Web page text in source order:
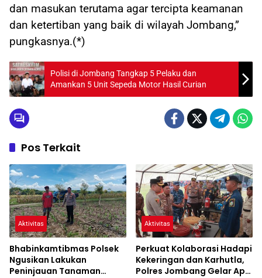
dan masukan terutama agar tercipta keamanan
dan ketertiban yang baik di wilayah Jombang,”
pungkasnya.(*)
Polisi di Jombang Tangkap 5 Pelaku dan
Amankan 5 Unit Sepeda Motor Hasil Curian
Pos Terkait
Aktivitas
Bhabinkamtibmas Polsek
Ngusikan Lakukan
Peninjauan Tanaman
Aktivitas
Perkuat Kolaborasi Hadapi
Kekeringan dan Karhutla,
Polres Jombang Gelar Apel